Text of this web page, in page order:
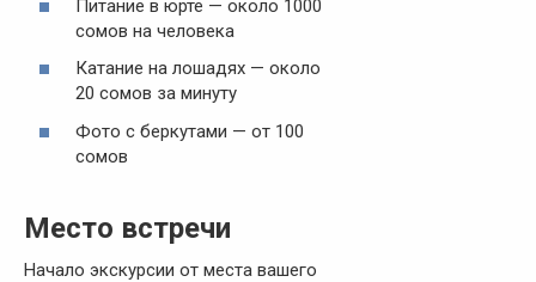
Питание в юрте — около 1000
сомов на человека
Катание на лошадях — около
20 сомов за минуту
Фото с беркутами — от 100
сомов
Место встречи
Начало экскурсии от места вашего